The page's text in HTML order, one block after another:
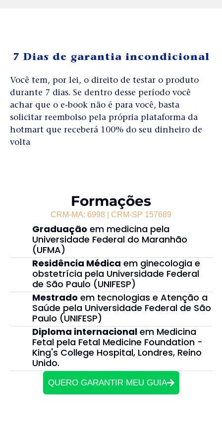
7 Dias de garantia incondicional
Você tem, por lei, o direito de testar o produto
durante 7 dias. Se dentro desse período você
achar que o e-book não é para você, basta
solicitar reembolso pela própria plataforma da
hotmart que receberá 100% do seu dinheiro de
volta
Formações
CRM-MA: 6998 | CRM-SP 157689
Graduação em medicina pela
Universidade Federal do Maranhão
(UFMA)
Residência Médica em ginecologia e
obstetrícia pela Universidade Federal
de São Paulo (UNIFESP)
Mestrado em tecnologias e Atenção a
Saúde pela Universidade Federal de São
Paulo (UNIFESP)
Diploma internacionalem Medicina
Fetal pela Fetal Medicine Foundation -
King's College Hospital, Londres, Reino
Unido.
QUERO GARANTIR MEU GUIA